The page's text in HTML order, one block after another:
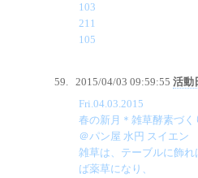
103
211
105
2015/04/03 09:59:55 活動
Fri.04.03.2015
春の新月＊雑草酵素づく
＠パン屋 水円 スイエン
雑草は、テーブルに飾
ば薬草になり、